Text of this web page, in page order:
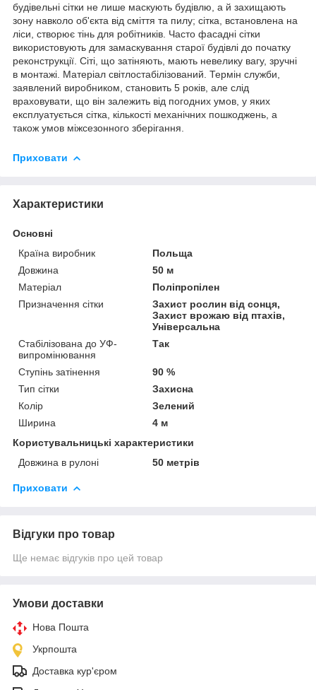
будівельні сітки не лише маскують будівлю, а й захищають
зону навколо об'єкта від сміття та пилу; сітка, встановлена на
ліси, створює тінь для робітників. Часто фасадні сітки
використовують для замаскування старої будівлі до початку
реконструкції. Сіті, що затіняють, мають невелику вагу, зручні
в монтажі. Матеріал світлостабілізований. Термін служби,
заявлений виробником, становить 5 років, але слід
враховувати, що він залежить від погодних умов, у яких
експлуатується сітка, кількості механічних пошкоджень, а
також умов міжсезонного зберігання.
Приховати
Характеристики
Основні
Країна виробник
Польща
Довжина
50 м
Матеріал
Поліпропілен
Призначення сітки
Захист рослин від сонця,
Захист врожаю від птахів,
Універсальна
Стабілізована до УФ-
випромінювання
Так
Ступінь затінення
90 %
Тип сітки
Захисна
Колір
Зелений
Ширина
4 м
Користувальницькі характеристики
Довжина в рулоні
50 метрів
Приховати
Відгуки про товар
Ще немає відгуків про цей товар
Умови доставки
Нова Пошта
Укрпошта
Доставка кур'єром